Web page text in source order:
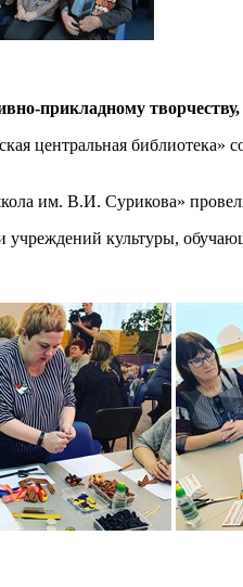
прикладному
центральная библиотека»
им. В.И. Сурикова» провели
культуры,